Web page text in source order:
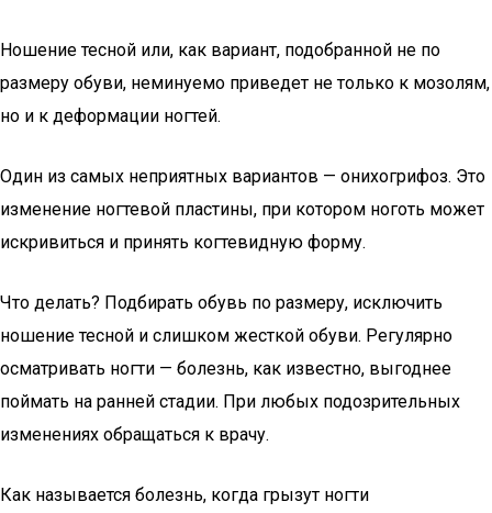
Ношение тесной или, как вариант, подобранной не по
размеру обуви, неминуемо приведет не только к мозолям,
но и к деформации ногтей.
Один из самых неприятных вариантов — онихогрифоз. Это
изменение ногтевой пластины, при котором ноготь может
искривиться и принять когтевидную форму.
Что делать? Подбирать обувь по размеру, исключить
ношение тесной и слишком жесткой обуви. Регулярно
осматривать ногти — болезнь, как известно, выгоднее
поймать на ранней стадии. При любых подозрительных
изменениях обращаться к врачу.
Как называется болезнь, когда грызут ногти